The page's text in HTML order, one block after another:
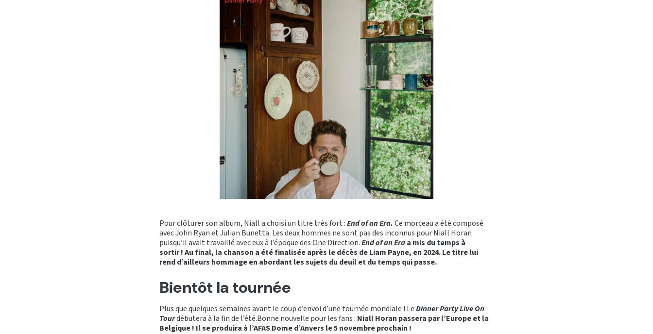
Pour clôturer son album, Niall a choisi un titre très fort :End of an Era. Ce morceau a été composé
avec John Ryan et Julian Bunetta. Les deux hommes ne sont pas des inconnus pour Niall Horan
puisqu’il avait travaillé avec eux à l’époque des One Direction.End of an Eraa mis du temps à
sortir ! Au final, la chanson a été finalisée après le décès de Liam Payne, en 2024. Le titre lui
rend d’ailleurs hommage en abordant les sujets du deuil et du temps qui passe.
Bientôt la tournée
Plus que quelques semaines avant le coup d’envoi d’une tournée mondiale ! LeDinner Party Live On
Tourdébutera à la fin de l’été.Bonne nouvelle pour les fans : Niall Horan passera par l’Europe et la
Belgique ! Il se produira à l’AFAS Dome d’Anvers le 5 novembre prochain !